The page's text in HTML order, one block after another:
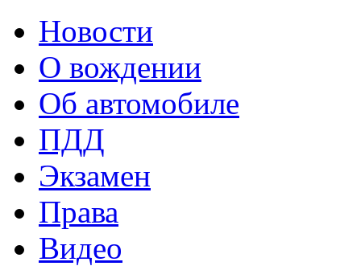
Новости
О вождении
Об автомобиле
ПДД
Экзамен
Права
Видео